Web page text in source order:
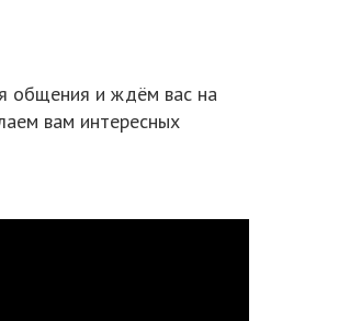
общения и ждём вас на
вам интересных